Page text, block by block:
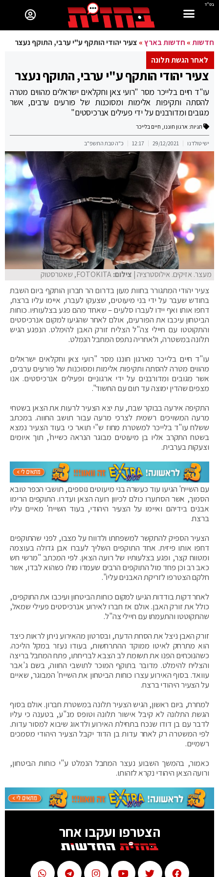
בס"ד
חדשות» חדשות בארץ» צעיר יהודי הותקף ע"י ערבי, התוקף נעצר
לאחר הגשת תלונה
צעיר יהודי הותקף ע"י ערבי, התוקף נעצר
עו"ד חיים בלייכר מסר "רועי צאן וחקלאים ישראלים מהווים מטרה
להסתה ותקיפות אלימות ומסוכנות של פורעים ערבים, אשר
מגובים ומדורבנים על ידי פעילים אנרכיסטים"
תגיות: ארגון חוננו, חיים בלייכר
ישי טולדנו 29/12/2021
12:17 כ"ה טבת התשפ"ב
מעצר. אזיקים. אילוסטרציה| צילום:FOTOKITA, שאטרסטוק
צעיר יהודי המתגורר בחוות מעון בדרום הר חברון הותקף ביום השבת
בחודש שעבר על ידי בני מיעוטים, שצעקו לעברו, איימו עליו ברצח,
דחפו אותו ואף יידו לעברו סלעים – שאחד מהם פגע בצלעותיו. כוחות
הביטחון עיכבו את הפורעים, אולם לאחר שהגיעו למקום אנרכיסטים
והתקוטטו עם חיילי צה"ל הצליח זורק האבן להימלט. הנפגע הגיש
תלונה במשטרה, ולאחריה נתפס המחבל הנמלט.
עו"ד חיים בלייכר מארגון חוננו מסר "רועי צאן וחקלאים ישראלים
מהווים מטרה להסתה ותקיפות אלימות ומסוכנות של פורעים ערבים,
אשר מגובים ומדורבנים על ידי ארגוניים ופעילים אנרכיסטים. אנו
מצפים שהדין ימוצה עד תום עם החשוד".
התקיפה אירעה בבוקר שבת, עת יצא הצעיר לרעות את הצאן בשטחי
מרעה המשויכים רשמית לצרכי מרעה עבור תושב החווה. במכתב
ששלח עו"ד בלייכר למשטרת מחוז ש"י תואר כי בעוד הצעיר נמצא
בשטח התקרב אליו בן מיעוטים מבוגר הנראה כשייח', תוך איומים
וצעקות בערבית.
עם השייח' הגיעו עוד כעשרה בני מיעוטים נוספים, תושבי הכפר טובא
הסמוך, אשר הסתערו כולם לכיוון רועה הצאן ועדרו. התוקפים הרימו
אבנים בידיהם ואיימו על הצעיר היהודי, בעוד השייח' מאיים עליו
ברצח.
הצעיר הספיק להתקשר למשפחתו ולדווח על מצבו, לפני שהתוקפים
דחפו אותו פיזית. אחד התוקפים השליך לעברו אבן גדולה בעוצמה
ומטווח קצר, ופגע בצלעותיו של רועה הצאן. לפי המכתב "מרשי חש
כאב רב וכן פחד מול התוקפים הרבים שעמדו מולו כשהוא לבדו, אשר
חלקם הצטרפו לזריקת האבנים עליו".
לאחר דקות בודדות הגיעו למקום כוחות הביטחון ועיכבו את התוקפים,
כולל את זורק האבן. אולם אז חברו לאירוע אנרכיסטים פעילי שמאל,
שהתקוטטו והתעמתו עם חיילי צה"ל.
זורק האבן ניצל את הסחת הדעת, ובסרטון מהאירוע ניתן לראות כיצד
הוא מתרחק לאיטו ממוקד ההתרחשות, בעודו נעזר במקל הליכה.
כשהנוכחים הפנו את תשומת לב הצבא לבריחתו, פתח המחבל בריצה
והצליח להימלט. מדובר בתוקף המוכר לתושבי החווה, בשם ג'אבר
עוואד. בסוף האירוע עצרו כוחות הביטחון את השייח' המבוגר, שאיים
על הצעיר היהודי ברצח.
למחרת, ביום ראשון, הגיש הצעיר תלונה במשטרת חברון. אולם בסוף
הגשת התלונה לא קיבל אישור תלונה וטופס מנ"ע, בטענה כי עליו
לדבר עם בן דודו שנכח בתחילת האירוע ולדאוג שיבוא למסור עדות.
לפי המשטרה רק לאחר עדות בן הדוד יקבל הצעיר היהודי מסמכים
רשמיים.
כאמור, בהמשך השבוע נעצר המחבל הנמלט ע"י כוחות הביטחון,
ורועה הצאן היהודי נקרא לזהותו.
הצטרפו ועקבו אחר